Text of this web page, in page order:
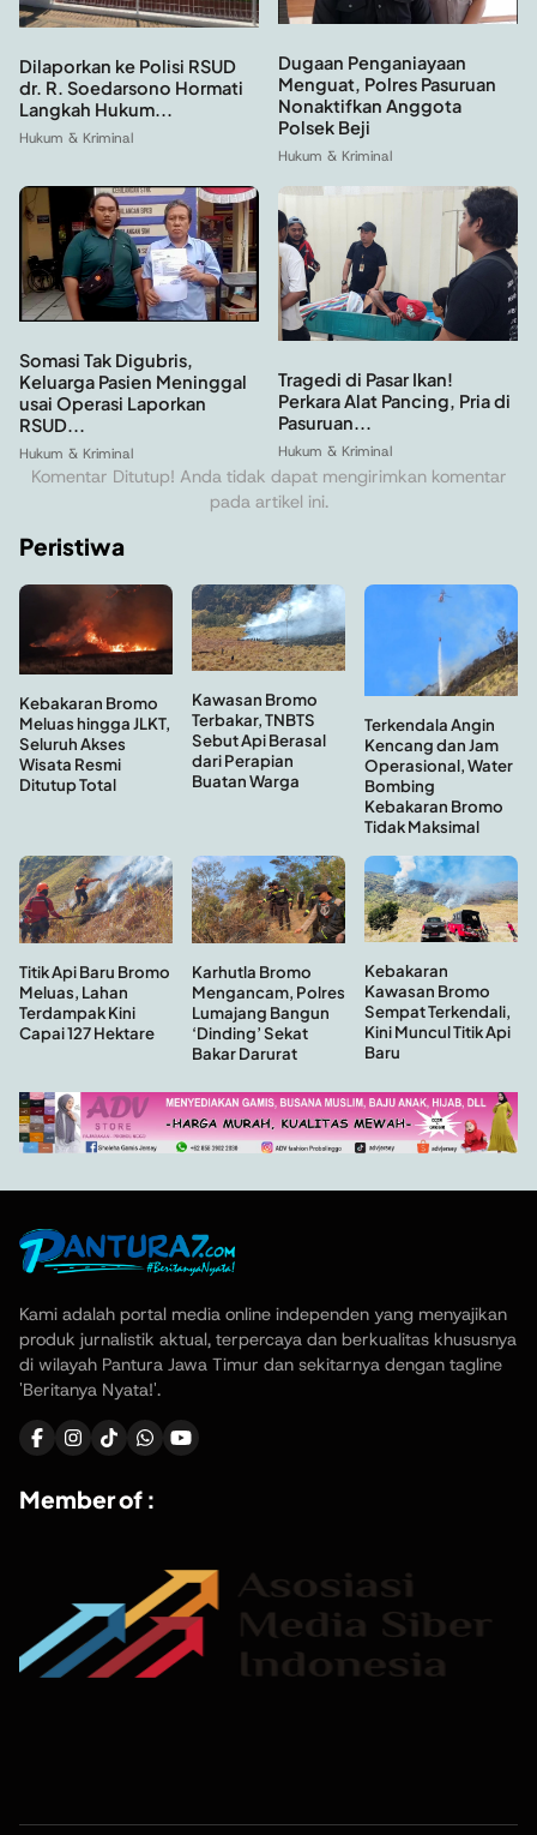
Dilaporkan ke Polisi RSUD
dr. R. Soedarsono Hormati
Langkah Hukum...
Hukum & Kriminal
Dugaan Penganiayaan
Menguat, Polres Pasuruan
Nonaktifkan Anggota
Polsek Beji
Hukum & Kriminal
Somasi Tak Digubris,
Keluarga Pasien Meninggal
usai Operasi Laporkan
RSUD...
Hukum & Kriminal
Tragedi di Pasar Ikan!
Perkara Alat Pancing, Pria di
Pasuruan...
Hukum & Kriminal
Komentar Ditutup! Anda tidak dapat mengirimkan komentar
pada artikel ini.
Peristiwa
Kebakaran Bromo
Meluas hingga JLKT,
Seluruh Akses
Wisata Resmi
Ditutup Total
Kawasan Bromo
Terbakar, TNBTS
Sebut Api Berasal
dari Perapian
Buatan Warga
Terkendala Angin
Kencang dan Jam
Operasional, Water
Bombing
Kebakaran Bromo
Tidak Maksimal
Titik Api Baru Bromo
Meluas, Lahan
Terdampak Kini
Capai 127 Hektare
Karhutla Bromo
Mengancam, Polres
Lumajang Bangun
‘Dinding’ Sekat
Bakar Darurat
Kebakaran
Kawasan Bromo
Sempat Terkendali,
Kini Muncul Titik Api
Baru
Kami adalah portal media online independen yang menyajikan
produk jurnalistik aktual, terpercaya dan berkualitas khususnya
di wilayah Pantura Jawa Timur dan sekitarnya dengan tagline
'Beritanya Nyata!'.
Member of :